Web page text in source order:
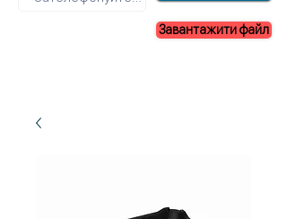
Завантажити файл